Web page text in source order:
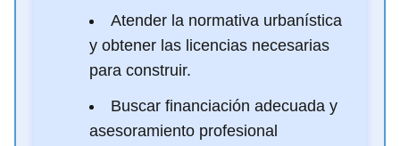
Atender la normativa urbanística
y obtener las licencias necesarias
para construir.
Buscar financiación adecuada y
asesoramiento profesional